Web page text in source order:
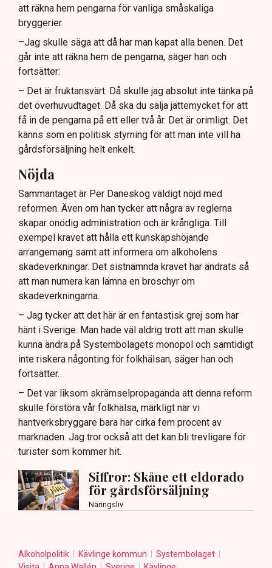
att räkna hem pengarna för vanliga småskaliga
bryggerier.
–Jag skulle säga att då har man kapat alla benen. Det
går inte att räkna hem de pengarna, säger han och
fortsätter:
– Det är fruktansvärt. Då skulle jag absolut inte tänka på
det överhuvudtaget. Då ska du sälja jättemycket för att
få in de pengarna på ett eller två år. Det är orimligt. Det
känns som en politisk styrning för att man inte vill ha
gårdsförsäljning helt enkelt.
Nöjda
Sammantaget är Per Daneskog väldigt nöjd med
reformen. Även om han tycker att några av reglerna
skapar onödig administration och är krångliga. Till
exempel kravet att hålla ett kunskapshöjande
arrangemang samt att informera om alkoholens
skadeverkningar. Det sistnämnda kravet har ändrats så
att man numera kan lämna en broschyr om
skadeverkningarna.
– Jag tycker att det här är en fantastisk grej som har
hänt i Sverige. Man hade väl aldrig trott att man skulle
kunna ändra på Systembolagets monopol och samtidigt
inte riskera någonting för folkhälsan, säger han och
fortsätter.
– Det var liksom skrämselpropaganda att denna reform
skulle förstöra vår folkhälsa, märkligt när vi
hantverksbryggare bara har cirka fem procent av
marknaden. Jag tror också att det kan bli trevligare för
turister som kommer hit.
Siffror: Skåne ett eldorado
för gårdsförsäljning
Näringsliv
Alkoholpolitik Kävlinge kommun
Systembolaget